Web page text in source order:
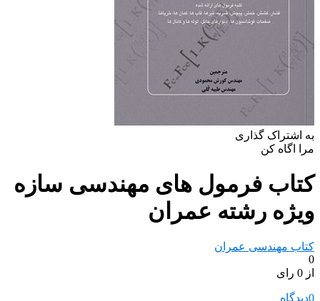
به اشتراک گذاری
مرا اگاه کن
کتاب فرمول های مهندسی سازه
ویژه رشته عمران
کتاب مهندسی عمران
0
از 0 رای
0دیدگاه